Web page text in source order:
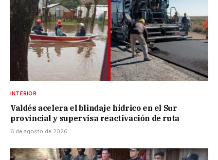
INTERIOR
Valdés acelera el blindaje hídrico en el Sur
provincial y supervisa reactivación de ruta
6 de agosto de 2026